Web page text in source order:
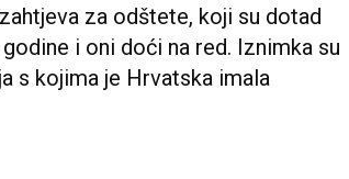
za odštete, koji su dotad
i oni doći na red. Iznimka su
s kojima je Hrvatska imala